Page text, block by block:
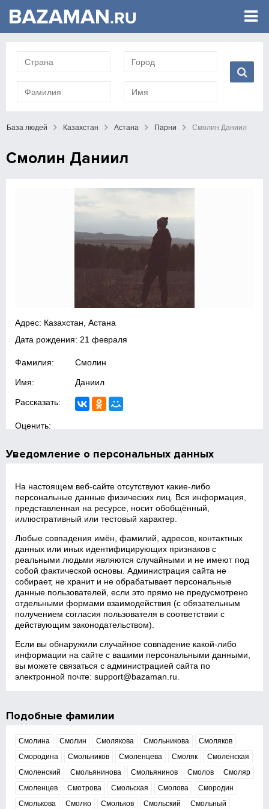
База людей Казахстан Астана Парни Смолин Даниил
Смолин Даниил
Адрес: Казахстан, Астана
Дата рождения: 21 февраля
Фамилия: Смолин
Имя: Даниил
Рассказать:
Оценить:
Уведомление о персональных данных
На настоящем веб‑сайте отсутствуют какие‑либо
персональные данные физических лиц. Вся информация,
представленная на ресурсе, носит обобщённый,
иллюстративный или тестовый характер.
Любые совпадения имён, фамилий, адресов, контактных
данных или иных идентифицирующих признаков с
реальными людьми являются случайными и не имеют под
собой фактической основы. Администрация сайта не
собирает, не хранит и не обрабатывает персональные
данные пользователей, если это прямо не предусмотрено
отдельными формами взаимодействия (с обязательным
получением согласия пользователя в соответствии с
действующим законодательством).
Если вы обнаружили случайное совпадение какой‑либо
информации на сайте с вашими персональными данными,
вы можете связаться с администрацией сайта по
электронной почте:support@bazaman.ru
Подобные фамилии
Смолина Смолин Смолякова Смольникова
Смоляков
Смородина
Смольников Смоленцева Смоляк
Смоленская
Смоленский
Смольянинова Смольянинов Смолов
Смоляр
Смоленцев
Смотрова Смольская Смолова
Смородин
Смолькова
Смолко Смольков Смольский Смольный